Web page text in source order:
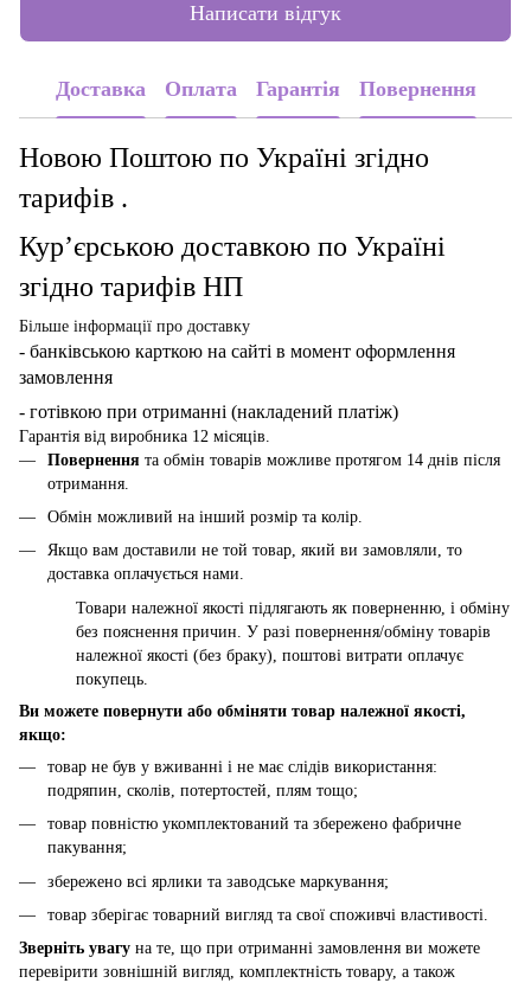
Написати відгук
Доставка Оплата Гарантія Повернення
Новою Поштою по Україні згідно
тарифів .
Кур’єрською доставкою по Україні
згідно тарифів НП
Більше інформації про доставку
- банківською карткою на сайті в момент оформлення
замовлення
- готівкою при отриманні (накладений платіж)
Гарантія від виробника 12 місяців.
Повернення та обмін товарів можливе протягом 14 днів після
отримання.
Обмін можливий на інший розмір та колір.
Якщо вам доставили не той товар, який ви замовляли, то
доставка оплачується нами.
Товари належної якості підлягають як поверненню, і обміну
без пояснення причин. У разі повернення/обміну товарів
належної якості (без браку), поштові витрати оплачує
покупець.
Ви можете повернути або обміняти товар належної якості,
якщо:
товар не був у вживанні і не має слідів використання:
подряпин, сколів, потертостей, плям тощо;
товар повністю укомплектований та збережено фабричне
пакування;
збережено всі ярлики та заводське маркування;
товар зберігає товарний вигляд та свої споживчі властивості.
Зверніть увагу на те, що при отриманні замовлення ви можете
перевірити зовнішній вигляд, комплектність товару, а також